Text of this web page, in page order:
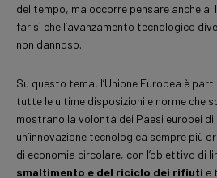
del tempo, ma occorre pensare anche al
far sì che l’avanzamento tecnologico
non dannoso.
Su questo tema, l’Unione Europea è
tutte le ultime disposizioni e norme che
mostrano la volontà dei Paesi europei
un’innovazione tecnologica sempre più
di economia circolare, con l’obiettivo di
smaltimento e del riciclo dei rifiuti e